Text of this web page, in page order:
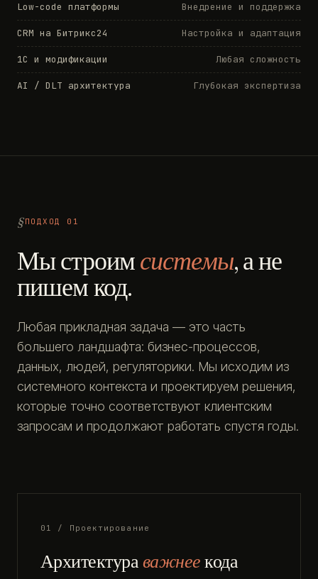
Low-code платформы Внедрение и поддержка
CRM на Битрикс24 Настройка и адаптация
1С и модификации Любая сложность
AI / DLT архитектура Глубокая экспертиза
ПОДХОД 01
Мы строимсистемы, а не
пишем код.
Любая прикладная задача — это часть
большего ландшафта: бизнес-процессов,
данных, людей, регуляторики. Мы исходим из
системного контекста и проектируем решения,
которые точно соответствуют клиентским
запросам и продолжают работать спустя годы.
01 / Проектирование
Архитектураважнеекода